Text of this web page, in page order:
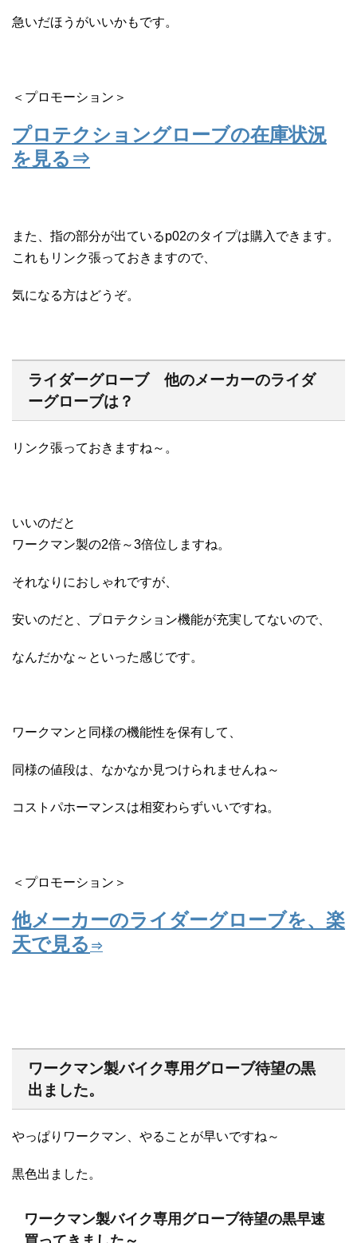
急いだほうがいいかもです。
＜プロモーション＞
プロテクショングローブの在庫状況
を見る⇒
また、指の部分が出ているp02のタイプは購入できます。
これもリンク張っておきますので、
気になる方はどうぞ。
ライダーグローブ 他のメーカーのライダ
ーグローブは？
リンク張っておきますね～。
いいのだと
ワークマン製の2倍～3倍位しますね。
それなりにおしゃれですが、
安いのだと、プロテクション機能が充実してないので、
なんだかな～といった感じです。
ワークマンと同様の機能性を保有して、
同様の値段は、なかなか見つけられませんね～
コストパホーマンスは相変わらずいいですね。
＜プロモーション＞
他メーカーのライダーグローブを、楽
天で見る ⇒
ワークマン製バイク専用グローブ待望の黒
出ました。
やっぱりワークマン、やることが早いですね～
黒色出ました。
ワークマン製バイク専用グローブ待望の黒早速